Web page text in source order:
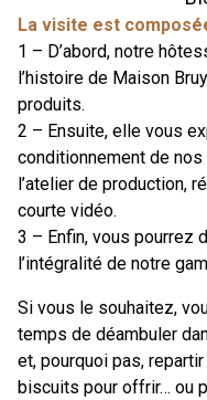
La visite est
1 – D’abord, notre
l’histoire de Maison
produits.
2 – Ensuite, elle vous
conditionnement de
l’atelier de production,
courte vidéo.
3 – Enfin, vous pourrez
l’intégralité de notre
Si vous le souhaitez,
temps de déambuler
et, pourquoi pas,
biscuits pour offrir… ou